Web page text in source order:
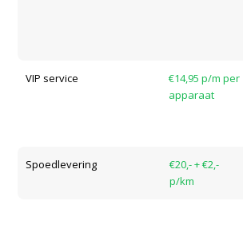
VIP service
€14,95 p/m per
apparaat
Spoedlevering
€20,- + €2,-
p/km